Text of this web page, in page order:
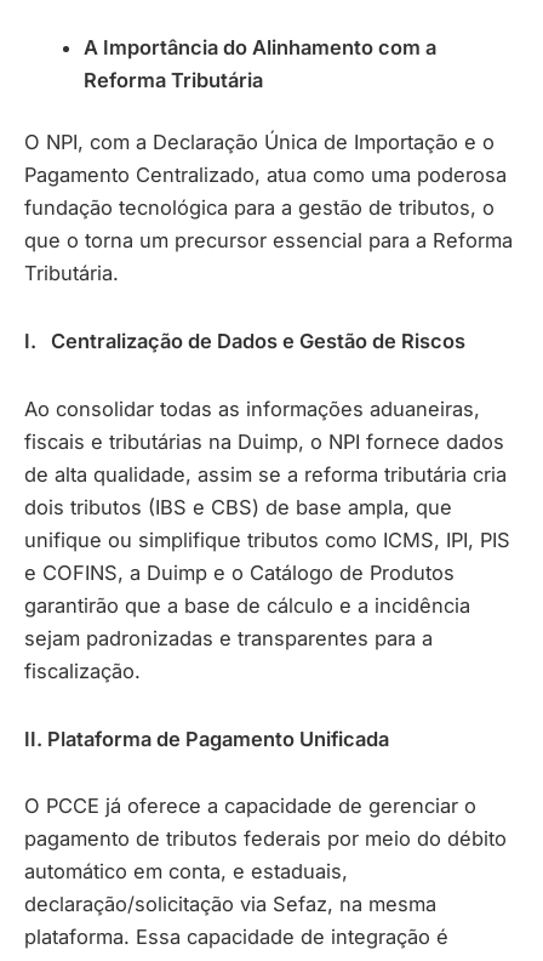
A Importância do Alinhamento com a
Reforma Tributária
O NPI, com a Declaração Única de Importação e o
Pagamento Centralizado, atua como uma poderosa
fundação tecnológica para a gestão de tributos, o
que o torna um precursor essencial para a Reforma
Tributária.
I. Centralização de Dados e Gestão de Riscos
Ao consolidar todas as informações aduaneiras,
fiscais e tributárias na Duimp, o NPI fornece dados
de alta qualidade, assim se a reforma tributária cria
dois tributos (IBS e CBS) de base ampla, que
unifique ou simplifique tributos como ICMS, IPI, PIS
e COFINS, a Duimp e o Catálogo de Produtos
garantirão que a base de cálculo e a incidência
sejam padronizadas e transparentes para a
fiscalização.
II. Plataforma de Pagamento Unificada
O PCCE já oferece a capacidade de gerenciar o
pagamento de tributos federais por meio do débito
automático em conta, e estaduais,
declaração/solicitação via Sefaz, na mesma
plataforma. Essa capacidade de integração é